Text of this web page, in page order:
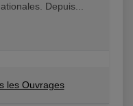
Depuis...
les Ouvrages